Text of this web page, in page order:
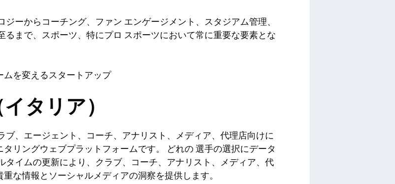
ーからコーチング、ファン エンゲージメント、スタジアム管理、
まで、スポーツ、特にプロ スポーツにおいて常に重要な要素とな
ムを変えるスタートアップ
タリア）
ブ、エージェント、コーチ、アナリスト、メディア、代理店向けに
リングウェブプラットフォームです。 どれの選手の選択にデータ
タイムの更新により、クラブ、コーチ、アナリスト、メディア、代
な情報とソーシャルメディアの洞察を提供します。